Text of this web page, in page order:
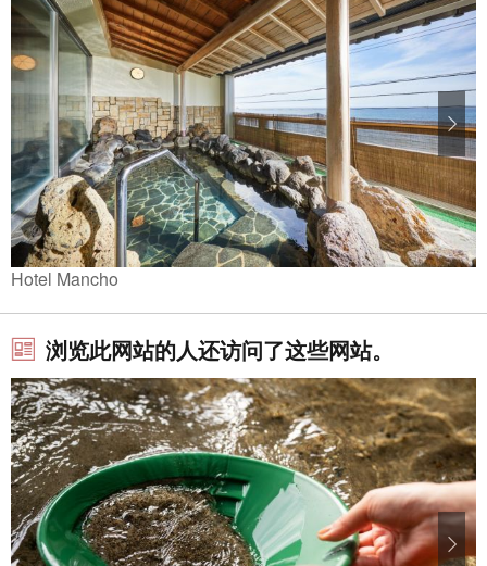
Hotel Mancho
浏览此网站的人还访问了这些网站。